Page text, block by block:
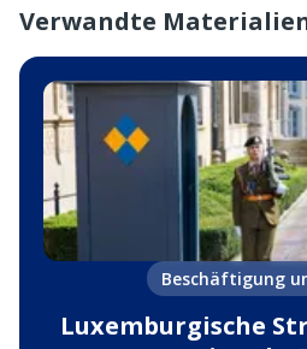
Verwandte
Beschäftigung
Luxemburgische